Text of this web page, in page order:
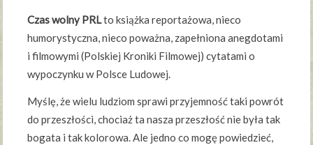
Czas wolny PRLto książka reportażowa, nieco
humorystyczna, nieco poważna, zapełniona anegdotami
i filmowymi (Polskiej Kroniki Filmowej) cytatami o
wypoczynku w Polsce Ludowej.
Myślę, że wielu ludziom sprawi przyjemność taki powrót
do przeszłości, chociaż ta nasza przeszłość nie była tak
bogata i tak kolorowa. Ale jedno co mogę powiedzieć,